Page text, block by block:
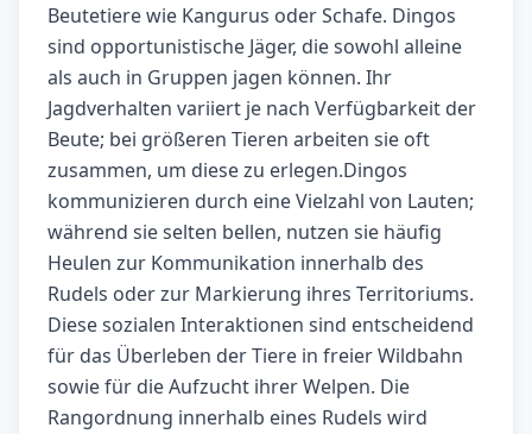
Beutetiere wie Kangurus oder Schafe. Dingos
sind opportunistische Jäger, die sowohl alleine
als auch in Gruppen jagen können. Ihr
Jagdverhalten variiert je nach Verfügbarkeit der
Beute; bei größeren Tieren arbeiten sie oft
zusammen, um diese zu erlegen.Dingos
kommunizieren durch eine Vielzahl von Lauten;
während sie selten bellen, nutzen sie häufig
Heulen zur Kommunikation innerhalb des
Rudels oder zur Markierung ihres Territoriums.
Diese sozialen Interaktionen sind entscheidend
für das Überleben der Tiere in freier Wildbahn
sowie für die Aufzucht ihrer Welpen. Die
Rangordnung innerhalb eines Rudels wird